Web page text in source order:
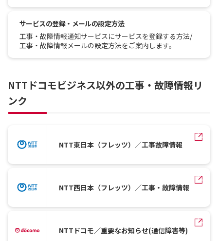
サービスの登録・メールの設定方法
工事・故障情報通知サービスにサービスを登録する方法/
工事・故障情報メールの設定方法をご案内します。
NTTドコモビジネス以外の工事・故障情報リ
ンク
NTT東日本（フレッツ）／工事故障情報
NTT西日本（フレッツ）／工事・故障情報
NTTドコモ／重要なお知らせ(通信障害等)